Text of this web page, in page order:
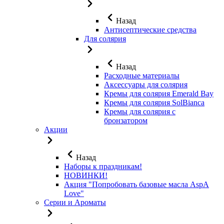
Назад
Антисептические средства
Для солярия
Назад
Расходные материалы
Аксессуары для солярия
Кремы для солярия Emerald Bay
Кремы для солярия SolBianca
Кремы для солярия с
бронзатором
Акции
Назад
Наборы к праздникам!
НОВИНКИ!
Акция "Попробовать базовые масла AspA
Love"
Серии и Ароматы